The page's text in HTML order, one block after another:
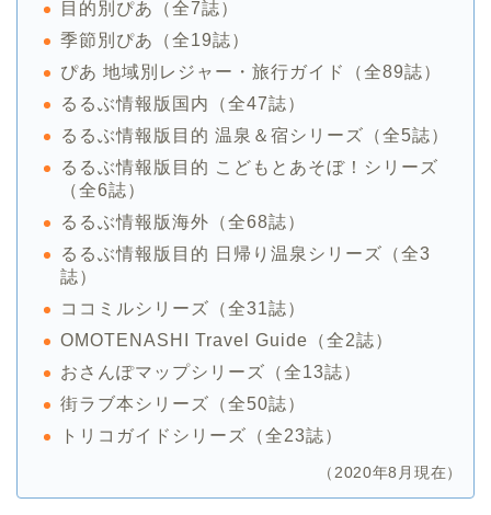
目的別ぴあ（全7誌）
季節別ぴあ（全19誌）
ぴあ 地域別レジャー・旅行ガイド（全89誌）
るるぶ情報版国内（全47誌）
るるぶ情報版目的 温泉＆宿シリーズ（全5誌）
るるぶ情報版目的 こどもとあそぼ！シリーズ
（全6誌）
るるぶ情報版海外（全68誌）
るるぶ情報版目的 日帰り温泉シリーズ（全3
誌）
ココミルシリーズ（全31誌）
OMOTENASHI Travel Guide（全2誌）
おさんぽマップシリーズ（全13誌）
街ラブ本シリーズ（全50誌）
トリコガイドシリーズ（全23誌）
（2020年8月現在）